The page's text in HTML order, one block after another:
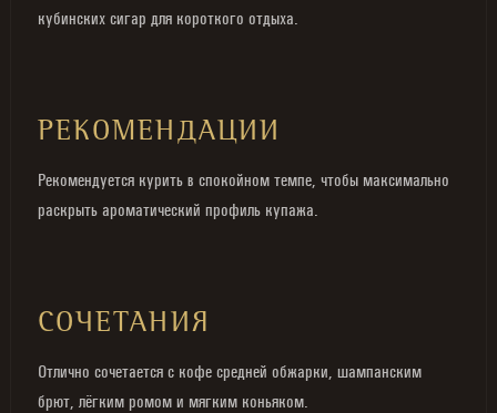
кубинских сигар для короткого отдыха.
РЕКОМЕНДАЦИИ
Рекомендуется курить в спокойном темпе, чтобы максимально
раскрыть ароматический профиль купажа.
СОЧЕТАНИЯ
Отлично сочетается с кофе средней обжарки, шампанским
брют, лёгким ромом и мягким коньяком.